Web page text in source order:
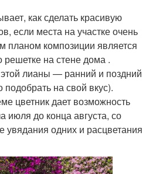
как сделать красивую
если места на участке очень
планом композиции является
на стене дома .
лианы — ранний и поздний
подобрать на свой вкус).
цветник дает возможность
июля до конца августа, со
увядания одних и расцветания